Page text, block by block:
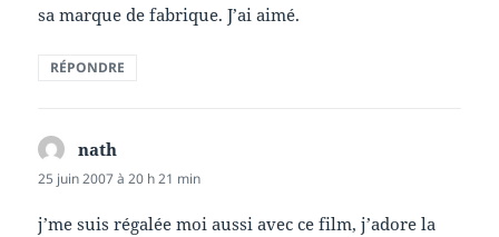
sa marque de fabrique. J’ai aimé.
RÉPONDRE
nath
25 juin 2007 à 20 h 21 min
j’me suis régalée moi aussi avec ce film, j’adore la